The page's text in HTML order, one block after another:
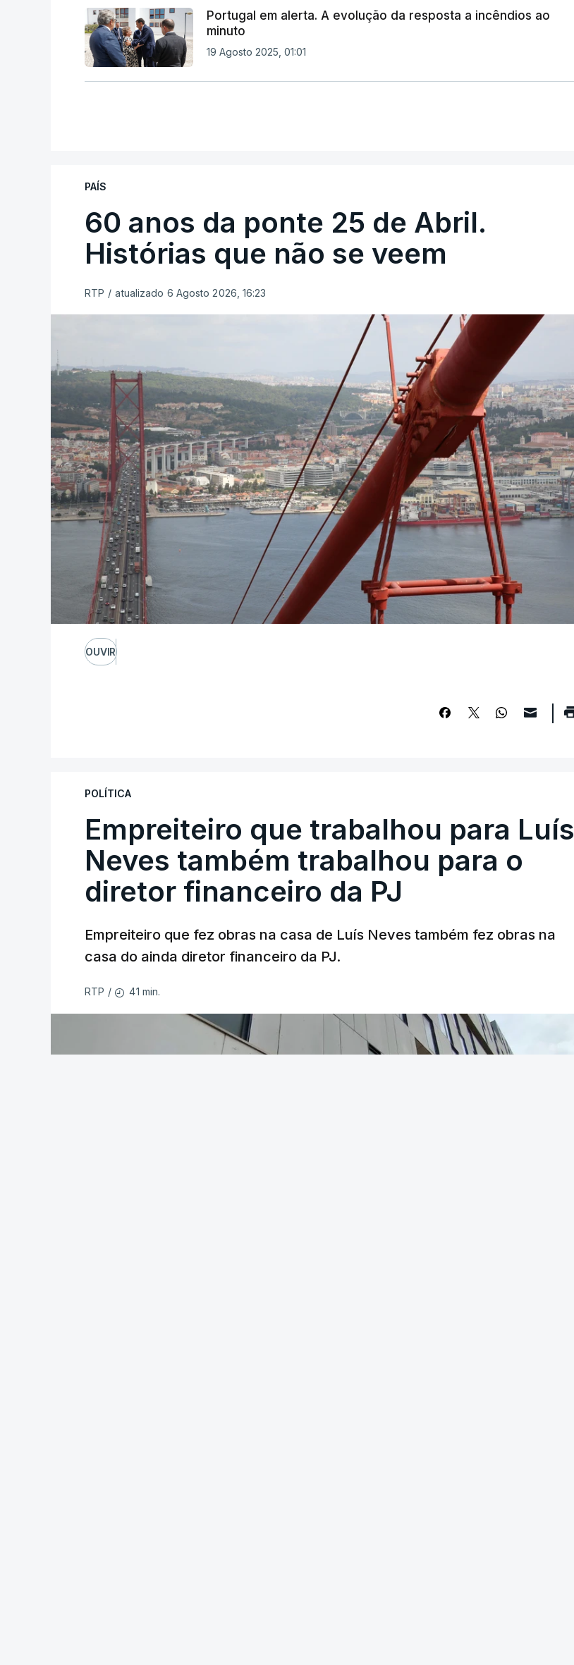
Portugal em alerta. A evolução da resposta a incêndios ao
minuto
19 Agosto 2025, 01:01
PAÍS
60 anos da ponte 25 de Abril.
Histórias que não se veem
RTP / atualizado 6 Agosto 2026, 16:23
OUVIR
POLÍTICA
Empreiteiro que trabalhou para Luís
Neves também trabalhou para o
diretor financeiro da PJ
Empreiteiro que fez obras na casa de Luís Neves também fez obras na
casa do ainda diretor financeiro da PJ.
RTP / 41 min.